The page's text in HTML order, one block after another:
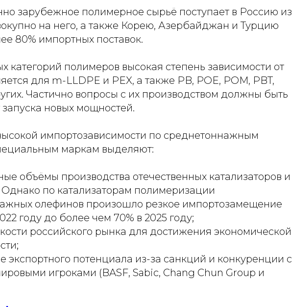
зарубежное полимерное сырьё поступает в Россию из
на него, а также Корею, Азербайджан и Турцию
80% импортных поставок.
категорий полимеров высокая степень зависимости от
для m-LLDPE и PEX, а также PB, POE, POM, PBT,
Частично вопросы с их производством должны быть
запуска новых мощностей.
импортозависимости по среднетоннажным
маркам выделяют:
объёмы производства отечественных катализаторов и
по катализаторам полимеризации
олефинов произошло резкое импортозамещение
году до более чем 70% в 2025 году;
российского рынка для достижения экономической
экспортного потенциала из-за санкций и конкуренции с
игроками (BASF, Sabic, Chang Chun Group и